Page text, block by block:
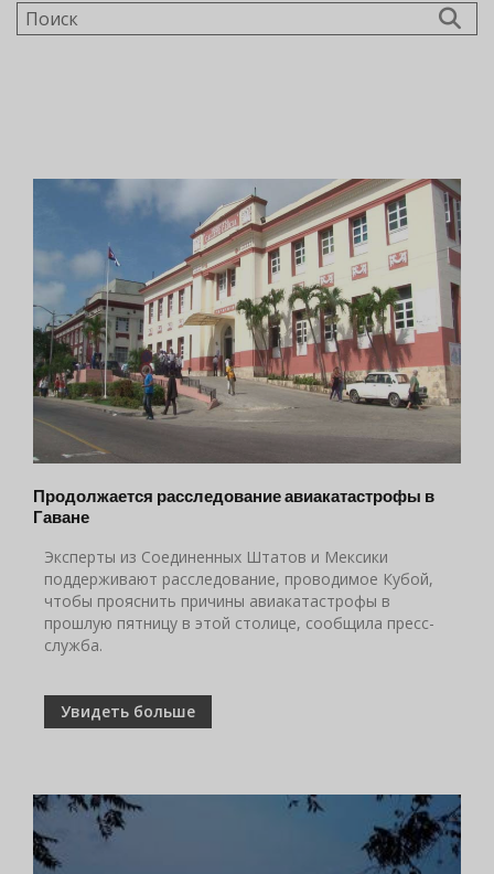
Поиск
Продолжается расследование авиакатастрофы в
Гаване
Эксперты из Соединенных Штатов и Мексики
поддерживают расследование, проводимое Кубой,
чтобы прояснить причины авиакатастрофы в
прошлую пятницу в этой столице, сообщила пресс-
служба.
Увидеть больше